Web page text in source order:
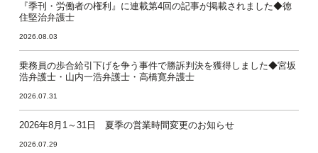
『季刊・労働者の権利』に連載第4回の記事が掲載されました◆徳
住堅治弁護士
2026.08.03
乗務員の歩合給引下げを争う事件で勝訴判決を獲得しました◆宮坂
浩弁護士・山内一浩弁護士・高橋寛弁護士
2026.07.31
2026年8月1～31日 夏季の営業時間変更のお知らせ
2026.07.29